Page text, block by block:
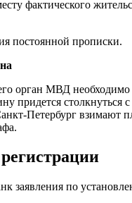
фактического
постоянной прописки.
орган МВД
придется
Петербург
заявления по